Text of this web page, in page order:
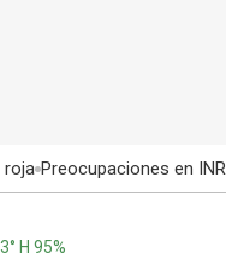
roja Preocupaciones en INR
H 95%